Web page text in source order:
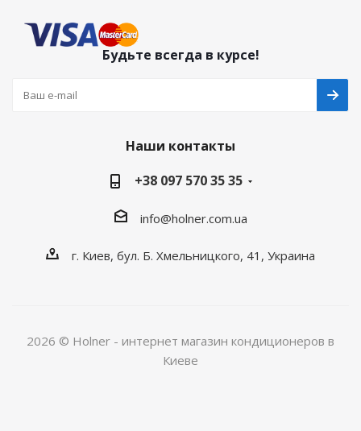
Будьте всегда в курсе!
Наши контакты
+38 097 570 35 35
info@holner.com.ua
г. Киев, бул. Б. Хмельницкого, 41, Украина
2026 © Holner - интернет магазин кондиционеров в
Киеве